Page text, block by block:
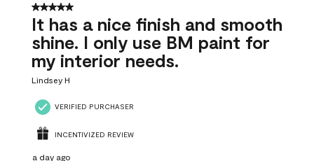
5 out of 5 stars.
It has a nice finish and smooth
shine. I only use BM paint for
my interior needs.
Lindsey H
VERIFIED PURCHASER
INCENTIVIZED REVIEW
a day ago